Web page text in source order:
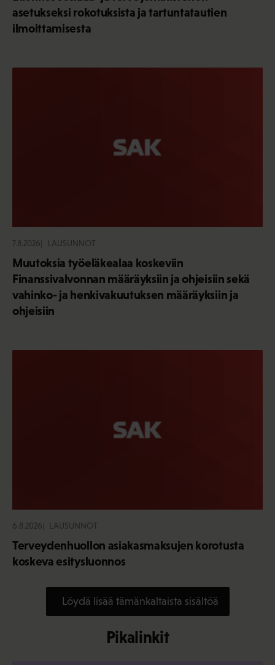
asetukseksi rokotuksista ja tartuntatautien
ilmoittamisesta
7.8.2026 LAUSUNNOT
Muutoksia työeläkealaa koskeviin
Finanssivalvonnan määräyksiin ja ohjeisiin sekä
vahinko- ja henkivakuutuksen määräyksiin ja
ohjeisiin
6.8.2026 LAUSUNNOT
Terveydenhuollon asiakasmaksujen korotusta
koskeva esitysluonnos
Löydä lisää tämänkaltaista sisältöä
Pikalinkit